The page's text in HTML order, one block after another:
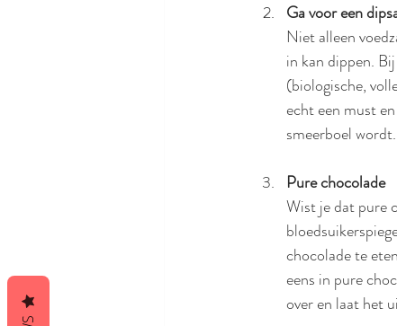
Ga voor een
Niet alleen
in kan dippen.
(biologische,
echt een must
smeerboel wordt.
Pure chocolade
Wist je dat pure
chocolade te
eens in pure
over en laat het